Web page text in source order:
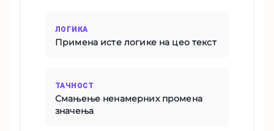
ЛОГИКА
Примена исте логике на цео текст
ТАЧНОСТ
Смањење ненамерних промена
значења